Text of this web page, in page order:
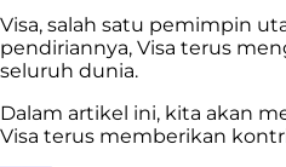
Visa, salah satu pemimpin
pendiriannya, Visa terus
seluruh dunia.
Dalam artikel ini, kita akan
Visa terus memberikan